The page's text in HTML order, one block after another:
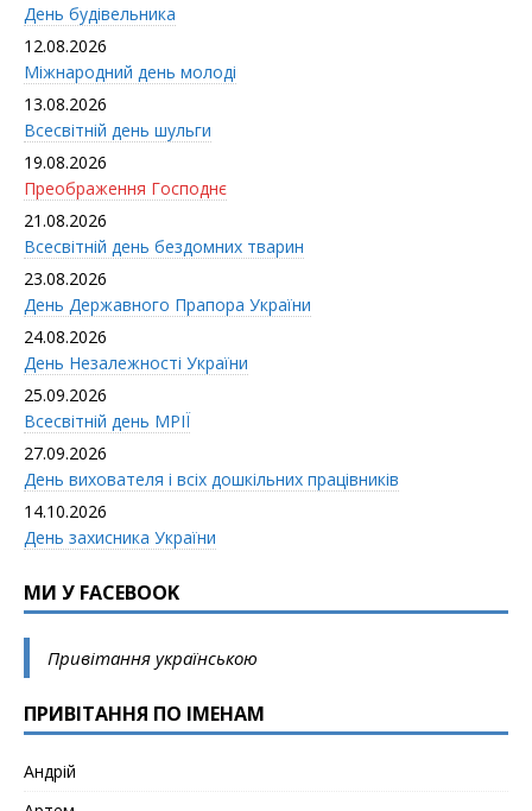
День будівельника
12.08.2026
Міжнародний день молоді
13.08.2026
Всесвітній день шульги
19.08.2026
Преображення Господнє
21.08.2026
Всесвітній день бездомних тварин
23.08.2026
День Державного Прапора України
24.08.2026
День Незалежності України
25.09.2026
Всесвітній день МРІЇ
27.09.2026
День вихователя і всіx дошкільних працівників
14.10.2026
День захисника України
МИ У FACEBOOK
Привітання українською
ПРИВІТАННЯ ПО ІМЕНАМ
Андрій